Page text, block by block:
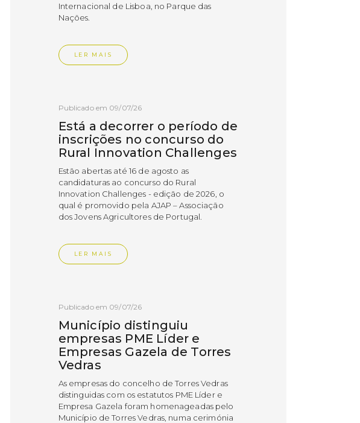
Internacional de Lisboa, no Parque das
Nações.
LER MAIS
Publicado em 09/07/26
Está a decorrer o período de
inscrições no concurso do
Rural Innovation Challenges
Estão abertas até 16 de agosto as
candidaturas ao concurso do Rural
Innovation Challenges - edição de 2026, o
qual é promovido pela AJAP – Associação
dos Jovens Agricultores de Portugal.
LER MAIS
Publicado em 09/07/26
Município distinguiu
empresas PME Líder e
Empresas Gazela de Torres
Vedras
As empresas do concelho de Torres Vedras
distinguidas com os estatutos PME Líder e
Empresa Gazela foram homenageadas pelo
Município de Torres Vedras, numa cerimónia